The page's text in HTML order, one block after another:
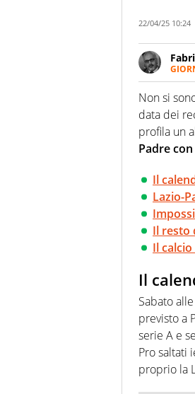
22/04/25 10:24
Non si
data dei
profila un
Padre
Il
Lazio-
Il resto
Il
Il
Sabato
previsto a
serie A e
Pro saltati
proprio la